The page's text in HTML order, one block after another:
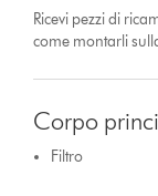
Ricevi pezzi di
come montarli
Corpo
Filtro